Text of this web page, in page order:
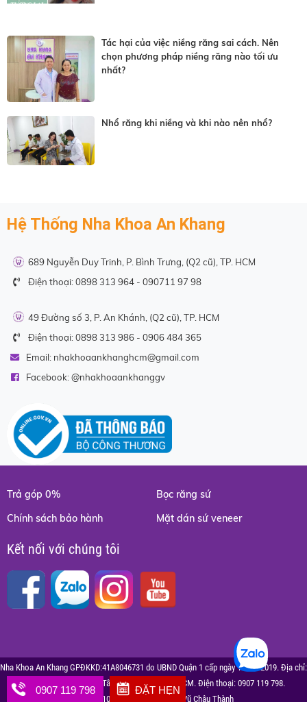
Tác hại của việc niềng răng sai cách. Nên
chọn phương pháp niềng răng nào tối ưu
nhất?
Nhổ răng khi niềng và khi nào nên nhổ?
Hệ Thống Nha Khoa An Khang
689 Nguyễn Duy Trinh, P. Bình Trưng, (Q2 cũ), TP. HCM
Điện thoại:0898 313 964 - 090711 97 98
49 Đường số 3, P. An Khánh, (Q2 cũ), TP. HCM
Điện thoại:0898 313 986 - 0906 484 365
Email: nhakhoaankhanghcm@gmail.com
Facebook: @nhakhoaankhanggv
Trả góp 0%
Chính sách bảo hành
Bọc răng sứ
Mặt dán sứ veneer
Kết nối với chúng tôi
N ha Khoa An Khang GPĐKKD:41A8046731 do UBND Quận 1 cấp ngày 12/11/2019. Địa chỉ:
68 Thạch Thị Thanh, P. Tân Định, Quận 1, Tp. HCM. Điện thoại: 0907 119 798.
MST: 0310002455. Đại diện PL: Vũ Châu Thành
ĐẶT HẸN
0907 119 798